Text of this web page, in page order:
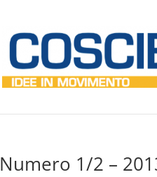
Numero 1/2 –